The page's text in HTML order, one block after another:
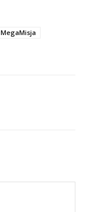
MegaMisja